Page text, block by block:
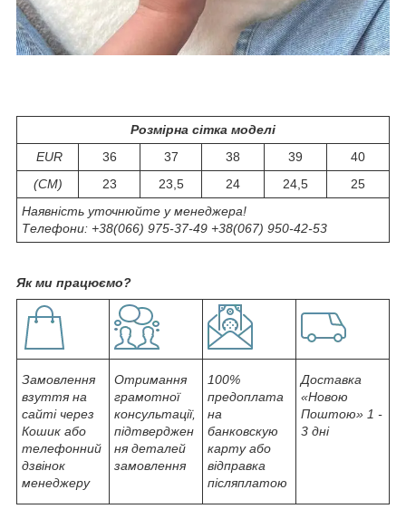
Розмірна сітка моделі
EUR
36 37 38 39
40
(СМ)
23 23,5 24 24,5
25
Наявність уточнюйте у менеджера!
Телефони: +38(066) 975-37-49 +38(067) 950-42-53
Як ми працюємо?
Замовлення
взуття на
сайті через
Кошик або
телефонний
дзвінок
менеджеру
Отримання
грамотної
консультації,
підтверджен
ня деталей
замовлення
100%
предоплата
на
банковскую
карту або
відправка
післяплатою
Доставка
«Новою
Поштою» 1 -
3 дні